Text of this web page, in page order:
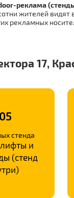
реклама
жителей
рекламных
17,
стенда
и
(стенд